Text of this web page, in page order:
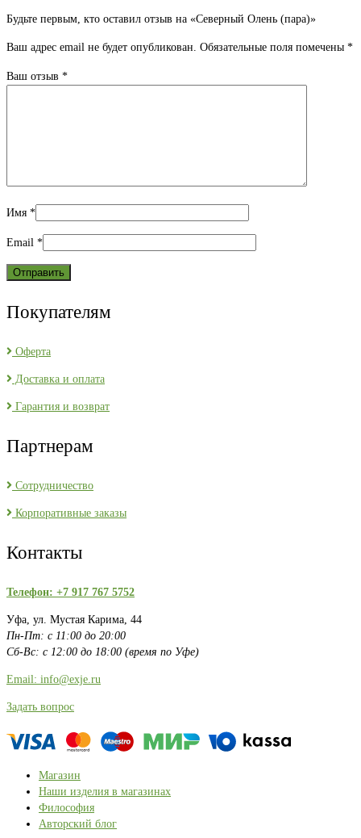
Будьте первым, кто оставил отзыв на «Северный Олень (пара)»
Ваш адрес email не будет опубликован. Обязательные поля помечены *
Ваш отзыв *
Имя *
Email *
Покупателям
Оферта
Доставка и оплата
Гарантия и возврат
Партнерам
Сотрудничество
Корпоративные заказы
Контакты
Телефон: +7 917 767 5752
Уфа, ул. Мустая Карима, 44
Пн-Пт: с 11:00 до 20:00
Сб-Вс: с 12:00 до 18:00 (время по Уфе)
Email: info@exje.ru
Задать вопрос
Магазин
Наши изделия в магазинах
Философия
Авторский блог